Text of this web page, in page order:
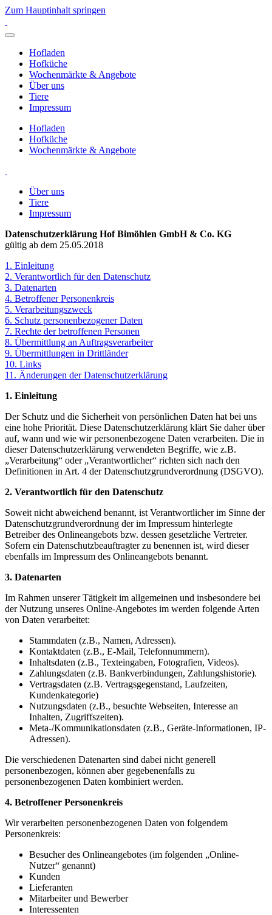
Zum Hauptinhalt springen
Hofladen
Hofküche
Wochenmärkte & Angebote
Über uns
Tiere
Impressum
Hofladen
Hofküche
Wochenmärkte & Angebote
Über uns
Tiere
Impressum
Datenschutzerklärung Hof Bimöhlen GmbH & Co. KG
gültig ab dem 25.05.2018
1. Einleitung
2. Verantwortlich für den Datenschutz
3. Datenarten
4. Betroffener Personenkreis
5. Verarbeitungszweck
6. Schutz personenbezogener Daten
7. Rechte der betroffenen Personen
8. Übermittlung an Auftragsverarbeiter
9. Übermittlungen in Drittländer
10. Links
11. Änderungen der Datenschutzerklärung
1. Einleitung
Der Schutz und die Sicherheit von persönlichen Daten hat bei uns
eine hohe Priorität. Diese Datenschutzerklärung klärt Sie daher über
auf, wann und wie wir personenbezogene Daten verarbeiten. Die in
dieser Datenschutzerklärung verwendeten Begriffe, wie z.B.
„Verarbeitung“ oder „Verantwortlicher“ richten sich nach den
Definitionen in Art. 4 der Datenschutzgrundverordnung (DSGVO).
2. Verantwortlich für den Datenschutz
Soweit nicht abweichend benannt, ist Verantwortlicher im Sinne der
Datenschutzgrundverordnung der im Impressum hinterlegte
Betreiber des Onlineangebots bzw. dessen gesetzliche Vertreter.
Sofern ein Datenschutzbeauftragter zu benennen ist, wird dieser
ebenfalls im Impressum des Onlineangebots benannt.
3. Datenarten
Im Rahmen unserer Tätigkeit im allgemeinen und insbesondere bei
der Nutzung unseres Online-Angebotes im werden folgende Arten
von Daten verarbeitet:
Stammdaten (z.B., Namen, Adressen).
Kontaktdaten (z.B., E-Mail, Telefonnummern).
Inhaltsdaten (z.B., Texteingaben, Fotografien, Videos).
Zahlungsdaten (z.B. Bankverbindungen, Zahlungshistorie).
Vertragsdaten (z.B. Vertragsgegenstand, Laufzeiten,
Kundenkategorie)
Nutzungsdaten (z.B., besuchte Webseiten, Interesse an
Inhalten, Zugriffszeiten).
Meta-/Kommunikationsdaten (z.B., Geräte-Informationen, IP-
Adressen).
Die verschiedenen Datenarten sind dabei nicht generell
personenbezogen, können aber gegebenenfalls zu
personenbezogenen Daten kombiniert werden.
4. Betroffener Personenkreis
Wir verarbeiten personenbezogenen Daten von folgendem
Personenkreis:
Besucher des Onlineangebotes (im folgenden „Online-
Nutzer“ genannt)
Kunden
Lieferanten
Mitarbeiter und Bewerber
Interessenten